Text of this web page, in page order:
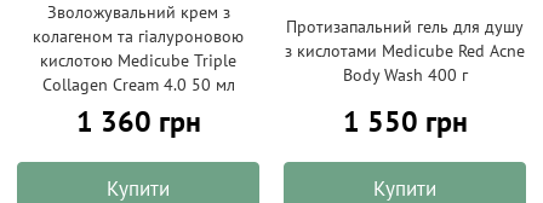
Зволожувальний крем з
колагеном та гіалуроновою
кислотою Medicube Triple
Collagen Cream 4.0 50 мл
1 360 грн
Купити
Протизапальний гель для душу
з кислотами Medicube Red Acne
Body Wash 400 г
1 550 грн
Купити